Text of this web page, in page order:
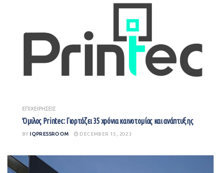
ΕΠΙΧΕΙΡΗΣΕΙΣ
Όμιλος Printec: Γιορτάζει 35 χρόνια καινοτομίας και ανάπτυξης
BY IQPRESSROOM DECEMBER 15, 2023